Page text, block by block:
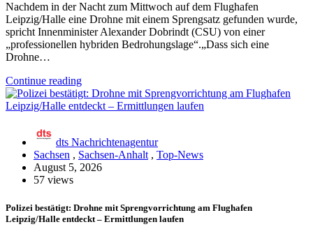
Nachdem in der Nacht zum Mittwoch auf dem Flughafen
Leipzig/Halle eine Drohne mit einem Sprengsatz gefunden wurde,
spricht Innenminister Alexander Dobrindt (CSU) von einer
„professionellen hybriden Bedrohungslage“.„Dass sich eine
Drohne…
Continue reading
dts Nachrichtenagentur
Sachsen , Sachsen-Anhalt, Top-News
August 5, 2026
57 views
Polizei bestätigt: Drohne mit Sprengvorrichtung am Flughafen
Leipzig/Halle entdeckt – Ermittlungen laufen